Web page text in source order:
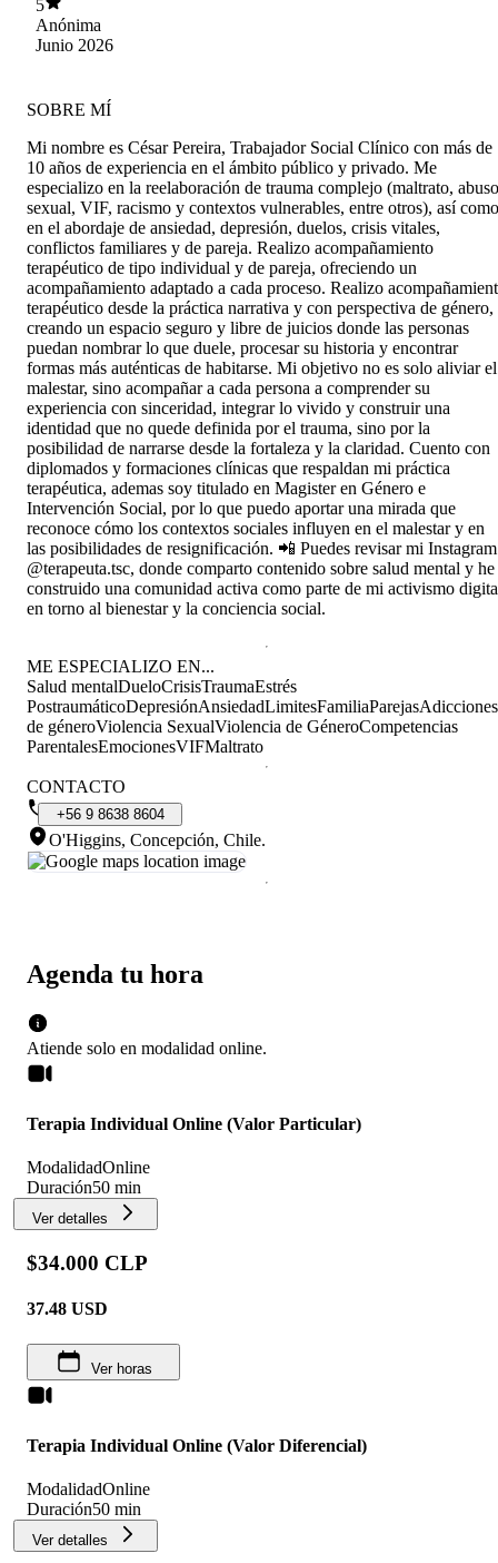
5
Anónima
Junio 2026
Agenda tu hora
Atiende solo en modalidad online.
Terapia Individual Online (Valor Particular)
ModalidadOnline
Duración50 min
Ver detalles
$34.000 CLP
37.48 USD
Ver horas
Terapia Individual Online (Valor Diferencial)
ModalidadOnline
Duración50 min
Ver detalles
SOBRE MÍ
Mi nombre es César Pereira, Trabajador Social Clínico con más de
10 años de experiencia en el ámbito público y privado. Me
especializo en la reelaboración de trauma complejo (maltrato, abuso
sexual, VIF, racismo y contextos vulnerables, entre otros), así como
en el abordaje de ansiedad, depresión, duelos, crisis vitales,
conflictos familiares y de pareja. Realizo acompañamiento
terapéutico de tipo individual y de pareja, ofreciendo un
acompañamiento adaptado a cada proceso. Realizo
terapéutico desde la práctica narrativa y con perspectiva de género,
creando un espacio seguro y libre de juicios donde las personas
puedan nombrar lo que duele, procesar su historia y encontrar
formas más auténticas de habitarse. Mi objetivo no es solo aliviar el
malestar, sino acompañar a cada persona a comprender su
experiencia con sinceridad, integrar lo vivido y construir una
identidad que no quede definida por el trauma, sino por la
posibilidad de narrarse desde la fortaleza y la claridad. Cuento con
diplomados y formaciones clínicas que respaldan mi práctica
terapéutica, ademas soy titulado en Magister en Género e
Intervención Social, por lo que puedo aportar una mirada que
reconoce cómo los contextos sociales influyen en el malestar y en
las posibilidades de resignificación. 📲 Puedes revisar mi Instagram
@terapeuta.tsc, donde comparto contenido sobre salud mental y he
construido una comunidad activa como parte de mi activismo
en torno al bienestar y la conciencia social.
ME ESPECIALIZO EN...
Salud mentalDueloCrisisTraumaEstrés
PostraumáticoDepresiónAnsiedadLimitesFamiliaParejasAdicciones
de géneroViolencia SexualViolencia de GéneroCompetencias
ParentalesEmocionesVIFMaltrato
CONTACTO
+56 9 8638 8604
O'Higgins, Concepción, Chile.